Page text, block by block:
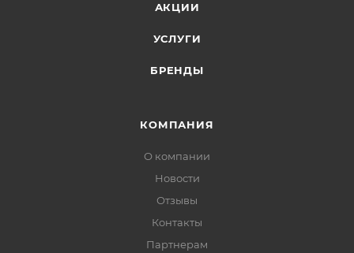
АКЦИИ
УСЛУГИ
БРЕНДЫ
КОМПАНИЯ
О компании
Новости
Отзывы
Контакты
Партнерам